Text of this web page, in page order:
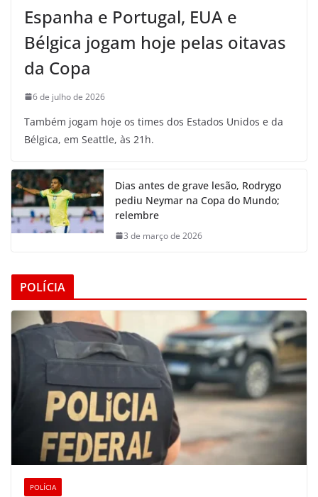
Espanha e Portugal, EUA e
Bélgica jogam hoje pelas oitavas
da Copa
6 de julho de 2026
Também jogam hoje os times dos Estados Unidos e da
Bélgica, em Seattle, às 21h.
Dias antes de grave lesão, Rodrygo
pediu Neymar na Copa do Mundo;
relembre
3 de março de 2026
POLÍCIA
POLÍCIA